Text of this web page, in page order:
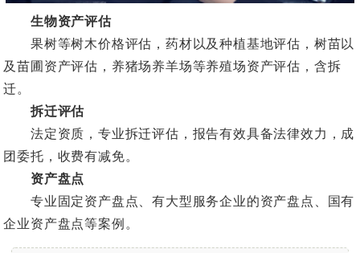
生物资产评估
果树等树木价格评估，药材以及种植基地评估，树苗以
及苗圃资产评估，养猪场养羊场等养殖场资产评估，含拆
迁。
拆迁评估
法定资质，专业拆迁评估，报告有效具备法律效力，成
团委托，收费有减免。
资产盘点
专业固定资产盘点、有大型服务企业的资产盘点、国有
企业资产盘点等案例。